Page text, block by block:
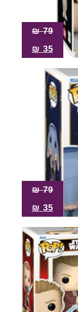
79
₪
35
₪
79
₪
35
₪